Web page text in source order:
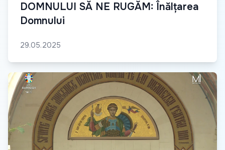
DOMNULUI SĂ NE RUGĂM: Înălțarea
Domnului
29.05.2025